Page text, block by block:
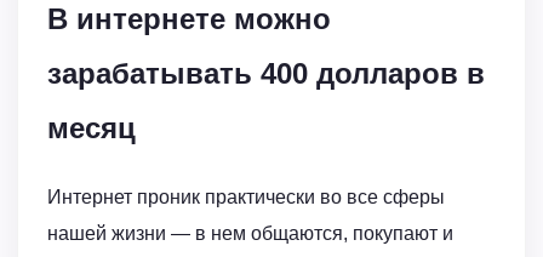
В интернете можно
зарабатывать 400 долларов в
месяц
Интернет проник практически во все сферы
нашей жизни — в нем общаются, покупают и